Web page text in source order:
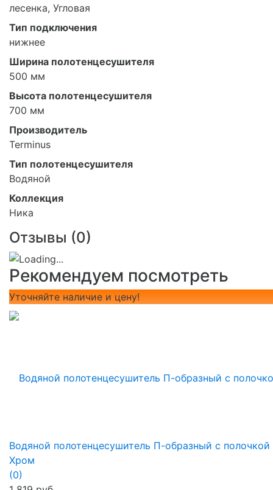
лесенка, Угловая
Тип подключения
нижнее
Ширина полотенцесушителя
500 мм
Высота полотенцесушителя
700 мм
Производитель
Terminus
Тип полотенцесушителя
Водяной
Коллекция
Ника
Отзывы (0)
Рекомендуем посмотреть
Уточняйте наличие и цену!
Водяной полотенцесушитель П-образный с полочкой
Хром
(0)